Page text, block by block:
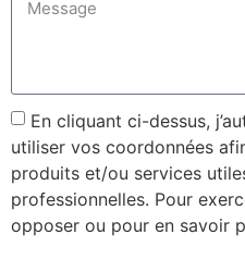
En cliquant ci-dessus,
utiliser vos coordonnées
produits et/ou services
professionnelles. Pour
opposer ou pour en savoir